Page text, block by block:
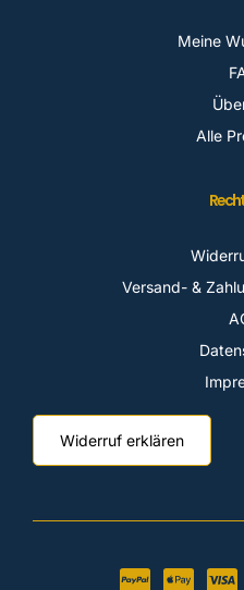
Meine
Alle
Versand- &
Widerruf erklären